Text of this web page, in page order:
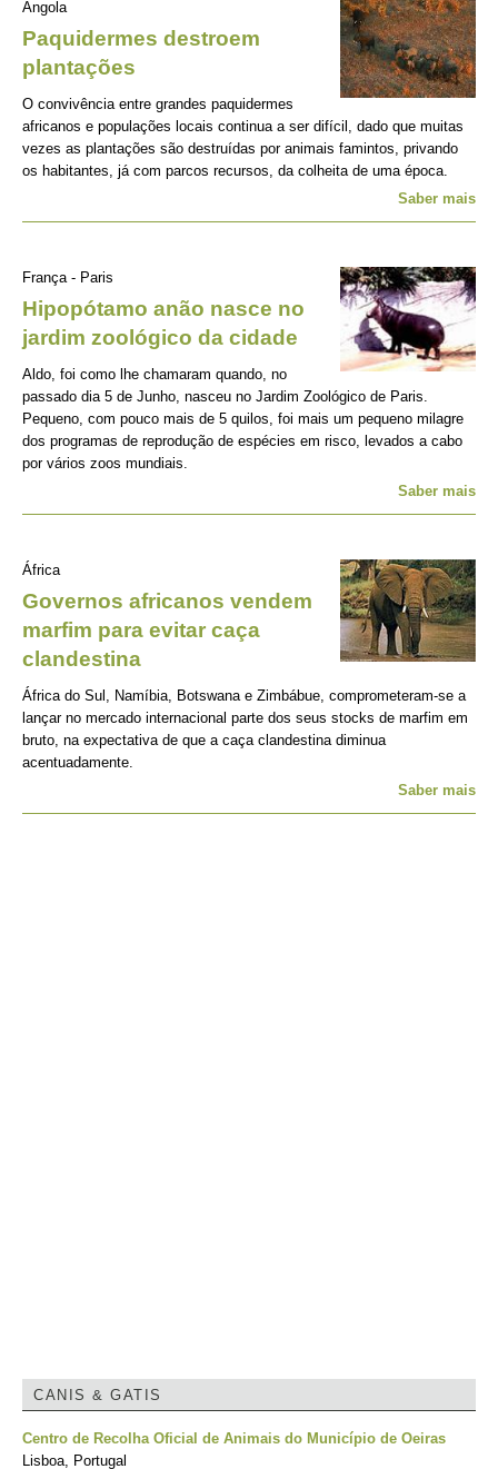
Angola
Paquidermes destroem
plantações
O convivência entre grandes paquidermes
africanos e populações locais continua a ser difícil, dado que muitas
vezes as plantações são destruídas por animais famintos, privando
os habitantes, já com parcos recursos, da colheita de uma época.
Saber mais
França - Paris
Hipopótamo anão nasce no
jardim zoológico da cidade
Aldo, foi como lhe chamaram quando, no
passado dia 5 de Junho, nasceu no Jardim Zoológico de Paris.
Pequeno, com pouco mais de 5 quilos, foi mais um pequeno milagre
dos programas de reprodução de espécies em risco, levados a cabo
por vários zoos mundiais.
Saber mais
África
Governos africanos vendem
marfim para evitar caça
clandestina
África do Sul, Namíbia, Botswana e Zimbábue, comprometeram-se a
lançar no mercado internacional parte dos seus stocks de marfim em
bruto, na expectativa de que a caça clandestina diminua
acentuadamente.
Saber mais
CANIS & GATIS
Centro de Recolha Oficial de Animais do Município de Oeiras
Lisboa, Portugal